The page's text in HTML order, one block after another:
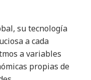
su tecnología
a cada
a variables
propias de